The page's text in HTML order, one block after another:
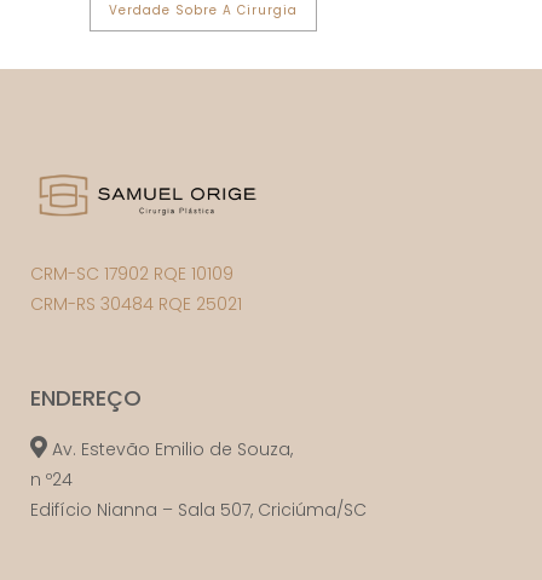
Verdade Sobre A Cirurgia
CRM-SC 17902 RQE 10109
CRM-RS 30484 RQE 25021
ENDEREÇO
Av. Estevão Emilio de Souza,
n º24
Edifício Nianna – Sala 507, Criciúma/SC